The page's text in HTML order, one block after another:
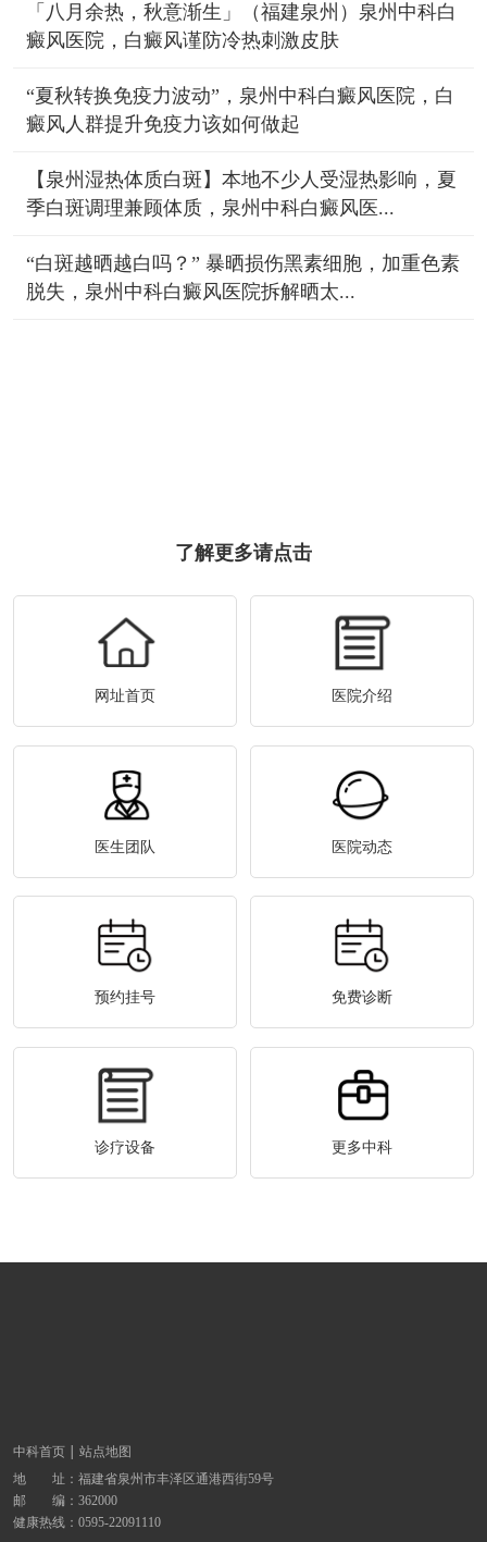
「八月余热，秋意渐生」（福建泉州）泉州中科白
癜风医院，白癜风谨防冷热刺激皮肤
“夏秋转换免疫力波动”，泉州中科白癜风医院，白
癜风人群提升免疫力该如何做起
【泉州湿热体质白斑】本地不少人受湿热影响，夏
季白斑调理兼顾体质，泉州中科白癜风医...
“白斑越晒越白吗？” 暴晒损伤黑素细胞，加重色素
脱失，泉州中科白癜风医院拆解晒太...
了解更多请点击
网址首页 医院介绍
医生团队 医院动态
预约挂号 免费诊断
诊疗设备 更多中科
中科首页
站点地图
地 址： 福建省泉州市丰泽区通港西街59号
邮 编：362000
健康热线： 0595-22091110